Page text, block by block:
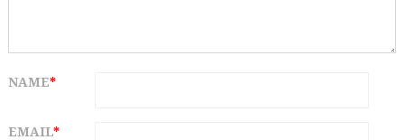
NAME*
EMAIL*